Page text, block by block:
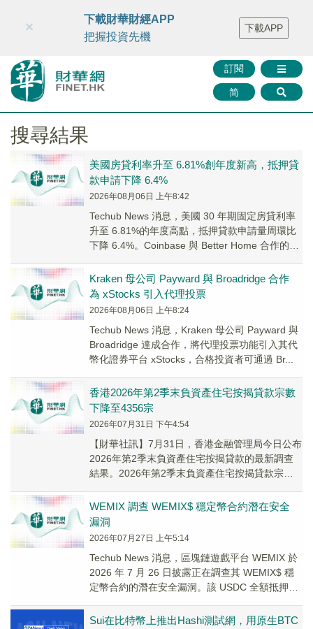
財華智庫網 FINTV FINMETA 財華證券 媒體矩陣
智庫沙龍
聯絡我們
訂閱
简
×
下載財華財經APP
把握投資先機
下載APP
搜尋結果
美國房貸利率升至 6.81%創年度新高，抵押貸
款申請下降 6.4%
2026年08月06日 上午8:42
Techub News 消息，美國 30 年期固定房貸利率
升至 6.81%的年度高點，抵押貸款申請量周環比
下降 6.4%。Coinbase 與 Better Home 合作的加
Kraken 母公司 Payward 與 Broadridge 合作
為 xStocks 引入代理投票
2026年08月06日 上午8:24
Techub News 消息，Kraken 母公司 Payward 與
Broadridge 達成合作，將代理投票功能引入其代
幣化證券平台 xStocks，合格投資者可通過 Br...
香港2026年第2季末負資產住宅按揭貸款宗數
下降至4356宗
2026年07月31日 下午4:54
【財華社訊】7月31日，香港金融管理局今日公布
2026年第2季末負資產住宅按揭貸款的最新調查
結果。2026年第2季末負資產住宅按揭貸款宗數
WEMIX 調查 WEMIX$ 穩定幣合約潛在安全
漏洞
2026年07月27日 上午5:14
Techub News 消息，區塊鏈遊戲平台 WEMIX 於
2026 年 7 月 26 日披露正在調查其 WEMIX$ 穩
定幣合約的潛在安全漏洞。該 USDC 全額抵押穩
Sui在比特幣上推出Hashi測試網，用原生BTC